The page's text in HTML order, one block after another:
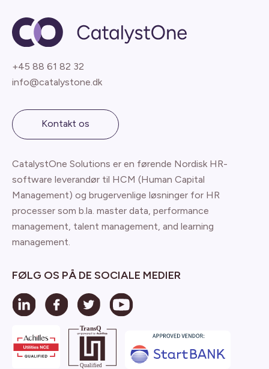
+45 88 61 82 32
info@catalystone.dk
Kontakt os
CatalystOne Solutions er en førende Nordisk HR-
software leverandør til HCM (Human Capital
Management) og brugervenlige løsninger for HR
processer som b.la. master data, performance
management, talent management, and learning
management.
FØLG OS PÅ DE SOCIALE MEDIER